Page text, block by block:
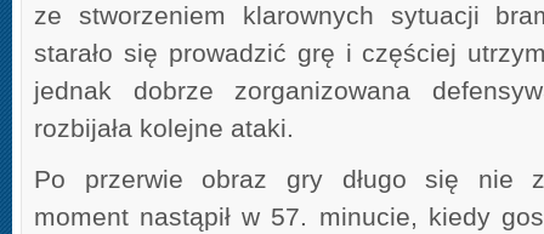
ze stworzeniem klarownych sytuacji
starało się prowadzić grę i częściej
jednak dobrze zorganizowana
rozbijała kolejne ataki.
Po przerwie obraz gry długo się nie
moment nastąpił w 57. minucie, kiedy